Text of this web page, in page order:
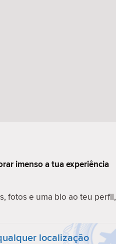
imenso a tua experiência
fotos e uma bio ao teu perfil,
localização